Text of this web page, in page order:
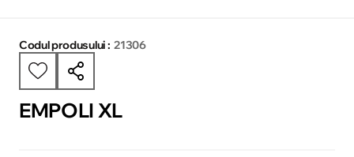
Codul produsului : 21306
EMPOLI XL